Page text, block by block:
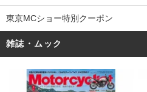
東京MCショー特別クーポン
雑誌・ムック